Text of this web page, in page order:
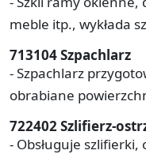
meble itp., wykłada
713104 Szpachlarz
- Szpachlarz
obrabiane
722402 Szlifierz-
- Obsługuje